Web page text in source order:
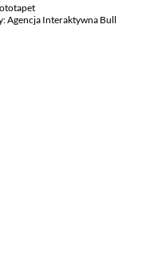
Agencja Interaktywna Bull